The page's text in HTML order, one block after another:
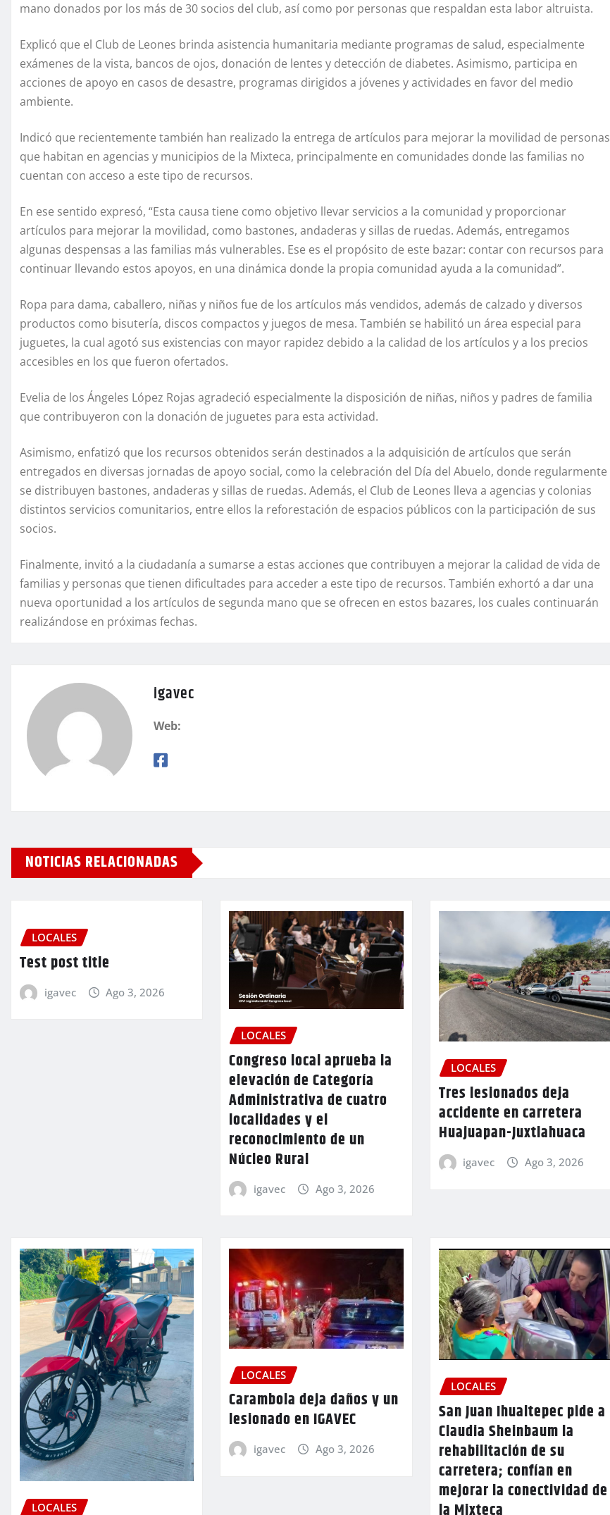
mano donados por los más de 30 socios del club, así como por personas que respaldan esta labor altruista.
Explicó que el Club de Leones brinda asistencia humanitaria mediante programas de salud, especialmente
exámenes de la vista, bancos de ojos, donación de lentes y detección de diabetes. Asimismo, participa en
acciones de apoyo en casos de desastre, programas dirigidos a jóvenes y actividades en favor del medio
ambiente.
Indicó que recientemente también han realizado la entrega de artículos para mejorar la movilidad de personas
que habitan en agencias y municipios de la Mixteca, principalmente en comunidades donde las familias no
cuentan con acceso a este tipo de recursos.
En ese sentido expresó, “Esta causa tiene como objetivo llevar servicios a la comunidad y proporcionar
artículos para mejorar la movilidad, como bastones, andaderas y sillas de ruedas. Además, entregamos
algunas despensas a las familias más vulnerables. Ese es el propósito de este bazar: contar con recursos para
continuar llevando estos apoyos, en una dinámica donde la propia comunidad ayuda a la comunidad”.
Ropa para dama, caballero, niñas y niños fue de los artículos más vendidos, además de calzado y diversos
productos como bisutería, discos compactos y juegos de mesa. También se habilitó un área especial para
juguetes, la cual agotó sus existencias con mayor rapidez debido a la calidad de los artículos y a los precios
accesibles en los que fueron ofertados.
Evelia de los Ángeles López Rojas agradeció especialmente la disposición de niñas, niños y padres de familia
que contribuyeron con la donación de juguetes para esta actividad.
Asimismo, enfatizó que los recursos obtenidos serán destinados a la adquisición de artículos que serán
entregados en diversas jornadas de apoyo social, como la celebración del Día del Abuelo, donde regularmente
se distribuyen bastones, andaderas y sillas de ruedas. Además, el Club de Leones lleva a agencias y colonias
distintos servicios comunitarios, entre ellos la reforestación de espacios públicos con la participación de sus
socios.
Finalmente, invitó a la ciudadanía a sumarse a estas acciones que contribuyen a mejorar la calidad de vida de
familias y personas que tienen dificultades para acceder a este tipo de recursos. También exhortó a dar una
nueva oportunidad a los artículos de segunda mano que se ofrecen en estos bazares, los cuales continuarán
realizándose en próximas fechas.
igavec
Web:
NOTICIAS RELACIONADAS
LOCALES
Test post title
igavec Ago 3, 2026
LOCALES
Congreso local aprueba la
elevación de Categoría
Administrativa de cuatro
localidades y el
reconocimiento de un
Núcleo Rural
igavec Ago 3, 2026
LOCALES
Tres lesionados deja
accidente en carretera
Huajuapan-Juxtlahuaca
igavec Ago 3, 2026
LOCALES
LOCALES
Carambola deja daños y un
lesionado en IGAVEC
igavec Ago 3, 2026
LOCALES
San Juan Ihualtepec pide a
Claudia Sheinbaum la
rehabilitación de su
carretera; confían en
mejorar la conectividad de